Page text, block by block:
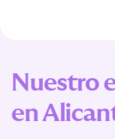
Nuestro
en